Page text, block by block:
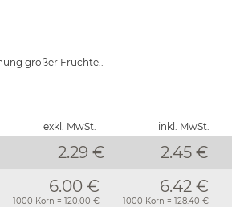
großer Früchte..
exkl. MwSt. inkl. MwSt.
2.29 € 2.45 €
6.00 €
1000 Korn = 120.00 €
6.42 €
1000 Korn = 128.40 €